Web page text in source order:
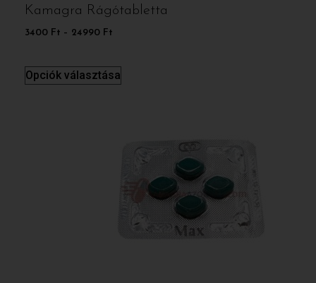
Kamagra Rágótabletta
3400 Ft – 24990 Ft
Opciók választása